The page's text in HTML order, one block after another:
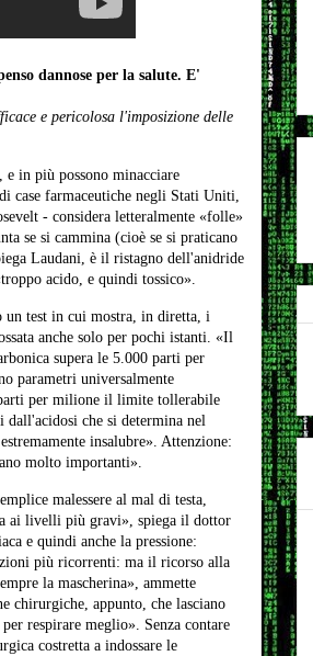
dannose per la salute. E'
e pericolosa l'imposizione delle
in più possono minacciare
case farmaceutiche negli Stati Uniti,
- considera letteralmente «folle»
se si cammina (cioè se si praticano
Laudani, è il ristagno dell'anidride
acido, e quindi tossico».
un test in cui mostra, in diretta, i
anche solo per pochi istanti. «Il
supera le 5.000 parti per
parametri universalmente
per milione il limite tollerabile
che si determina nel
insalubre». Attenzione:
molto importanti».
malessere al mal di testa,
ai livelli più gravi», spiega il dottor
e quindi anche la pressione:
più ricorrenti: ma il ricorso alla
la mascherina», ammette
chirurgiche, appunto, che lasciano
respirare meglio». Senza contare
costretta a indossare le